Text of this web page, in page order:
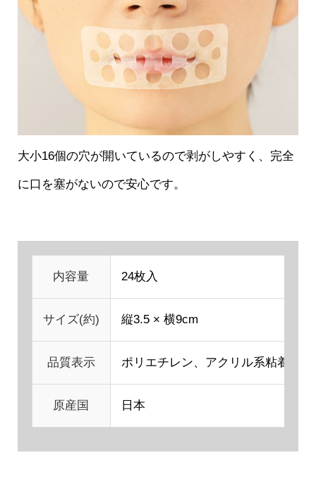
大小16個の穴が開いているので剥がしやすく、完全
に口を塞がないので安心です。
内容量 24枚入
サイズ(約) 縦3.5 × 横9cm
品質表示 ポリエチレン、アクリル系粘着剤
原産国 日本